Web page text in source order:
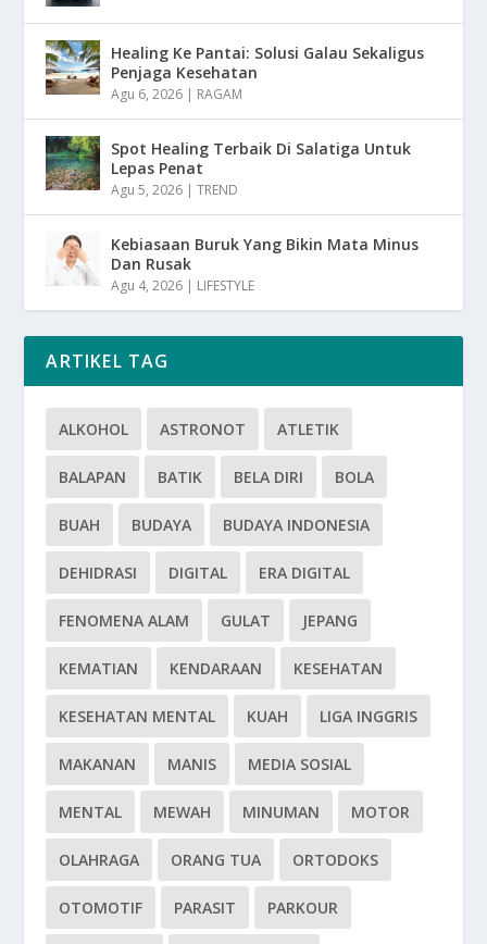
Healing Ke Pantai: Solusi Galau Sekaligus
Penjaga Kesehatan
Agu 6, 2026 RAGAM
Spot Healing Terbaik Di Salatiga Untuk
Lepas Penat
Agu 5, 2026 |TREND
Kebiasaan Buruk Yang Bikin Mata Minus
Dan Rusak
Agu 4, 2026 LIFESTYLE
ARTIKEL TAG
ALKOHOL ASTRONOT ATLETIK
BALAPAN BATIK BELA DIRI BOLA
BUAH BUDAYA BUDAYA INDONESIA
DEHIDRASI DIGITAL ERA DIGITAL
FENOMENA ALAM GULAT JEPANG
KEMATIAN KENDARAAN KESEHATAN
KESEHATAN MENTAL KUAH LIGA INGGRIS
MAKANAN MANIS MEDIA SOSIAL
MENTAL MEWAH MINUMAN MOTOR
OLAHRAGA ORANG TUA ORTODOKS
OTOMOTIF PARASIT PARKOUR